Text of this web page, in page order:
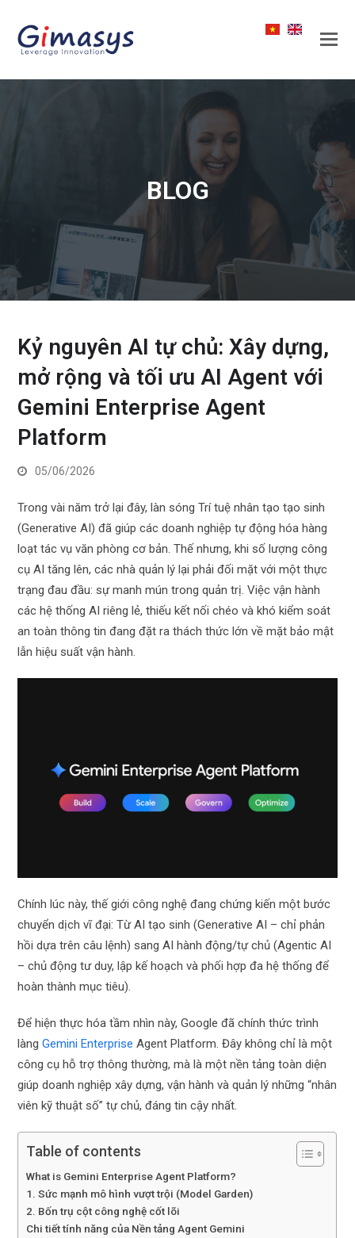
BLOG
Kỷ nguyên AI tự chủ: Xây dựng,
mở rộng và tối ưu AI Agent với
Gemini Enterprise Agent
Platform
05/06/2026
Trong vài năm trở lại đây, làn sóng Trí tuệ nhân tạo tạo sinh
(Generative AI) đã giúp các doanh nghiệp tự động hóa hàng
loạt tác vụ văn phòng cơ bản. Thế nhưng, khi số lượng công
cụ AI tăng lên, các nhà quản lý lại phải đối mặt với một thực
trạng đau đầu: sự manh mún trong quản trị. Việc vận hành
các hệ thống AI riêng lẻ, thiếu kết nối chéo và khó kiểm soát
an toàn thông tin đang đặt ra thách thức lớn về mặt bảo mật
lẫn hiệu suất vận hành.
Chính lúc này, thế giới công nghệ đang chứng kiến một bước
chuyển dịch vĩ đại: Từ AI tạo sinh (Generative AI – chỉ phản
hồi dựa trên câu lệnh) sang AI hành động/tự chủ (Agentic AI
– chủ động tư duy, lập kế hoạch và phối hợp đa hệ thống để
hoàn thành mục tiêu).
Để hiện thực hóa tầm nhìn này, Google đã chính thức trình
làngGemini Enterprise Agent Platform. Đây không chỉ là một
công cụ hỗ trợ thông thường, mà là một nền tảng toàn diện
giúp doanh nghiệp xây dựng, vận hành và quản lý những “nhân
viên kỹ thuật số” tự chủ, đáng tin cậy nhất.
Table of contents
What is Gemini Enterprise Agent Platform?
1. Sức mạnh mô hình vượt trội (Model Garden)
2. Bốn trụ cột công nghệ cốt lõi
Chi tiết tính năng của Nền tảng Agent Gemini